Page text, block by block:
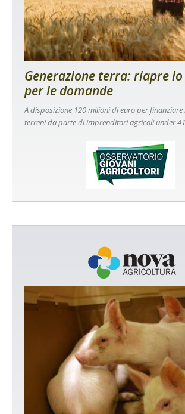
Generazione terra: riapre
per le domande
A disposizione 120 milioni di euro per
terreni da parte di imprenditori agricoli under 41